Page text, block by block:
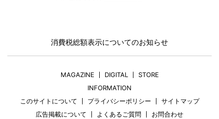
消費税総額表示についてのお知らせ
MAGAZINE DIGITAL
STORE
INFORMATION
このサイトについて
プライバシーポリシー
サイトマップ
広告掲載について
よくあるご質問
お問合わせ